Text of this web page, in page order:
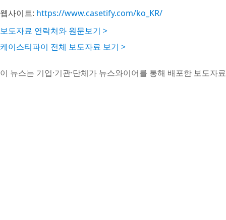
웹사이트: https://www.casetify.com/ko_KR/
보도자료 연락처와 원문보기 >
케이스티파이 전체 보도자료 보기 >
이 뉴스는 기업·기관·단체가 뉴스와이어를 통해 배포한 보도자